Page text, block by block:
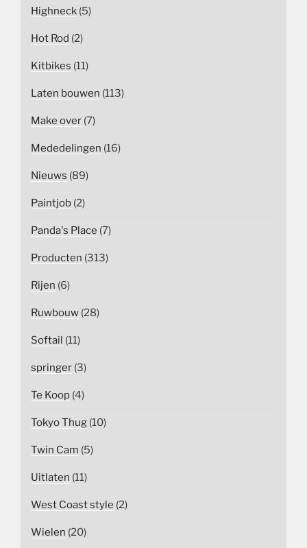
Highneck (5)
Hot Rod (2)
Kitbikes (11)
Laten bouwen (113)
Make over (7)
Mededelingen (16)
Nieuws (89)
Paintjob (2)
Panda's Place (7)
Producten (313)
Rijen (6)
Ruwbouw (28)
Softail (11)
springer (3)
Te Koop (4)
Tokyo Thug (10)
Twin Cam (5)
Uitlaten (11)
West Coast style (2)
Wielen (20)